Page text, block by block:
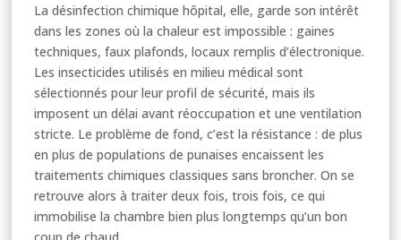
La désinfection chimique hôpital, elle, garde son intérêt
dans les zones où la chaleur est impossible : gaines
techniques, faux plafonds, locaux remplis d’électronique.
Les insecticides utilisés en milieu médical sont
sélectionnés pour leur profil de sécurité, mais ils
imposent un délai avant réoccupation et une ventilation
stricte. Le problème de fond, c’est la résistance : de plus
en plus de populations de punaises encaissent les
traitements chimiques classiques sans broncher. On se
retrouve alors à traiter deux fois, trois fois, ce qui
immobilise la chambre bien plus longtemps qu’un bon